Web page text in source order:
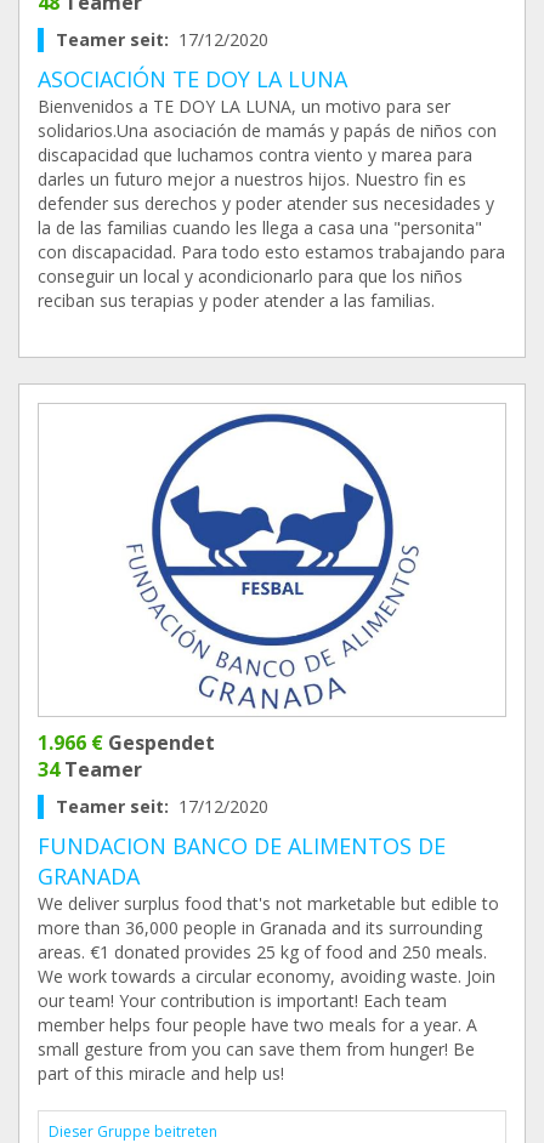
Teamer seit: 17/12/2020
ASOCIACIÓN TE DOY LA LUNA
Bienvenidos a TE DOY LA LUNA, un motivo para ser
solidarios.Una asociación de mamás y papás de niños con
discapacidad que luchamos contra viento y marea para
darles un futuro mejor a nuestros hijos. Nuestro fin es
defender sus derechos y poder atender sus necesidades y
la de las familias cuando les llega a casa una "personita"
con discapacidad. Para todo esto estamos trabajando para
conseguir un local y acondicionarlo para que los niños
reciban sus terapias y poder atender a las familias.
1.966 € Gespendet
34Teamer
Teamer seit: 17/12/2020
FUNDACION BANCO DE ALIMENTOS DE
GRANADA
We deliver surplus food that's not marketable but edible to
more than 36,000 people in Granada and its surrounding
areas. €1 donated provides 25 kg of food and 250 meals.
We work towards a circular economy, avoiding waste. Join
our team! Your contribution is important! Each team
member helps four people have two meals for a year. A
small gesture from you can save them from hunger! Be
part of this miracle and help us!
Dieser Gruppe beitreten